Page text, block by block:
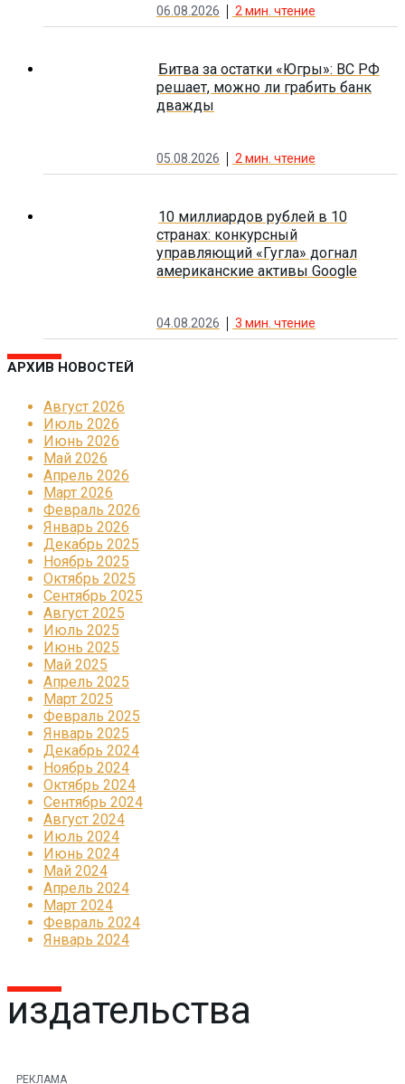
06.08.2026 2 мин. чтение
Битва за остатки «Югры»: ВС РФ
решает, можно ли грабить банк
дважды
05.08.2026 2 мин. чтение
10 миллиардов рублей в 10
странах: конкурсный
управляющий «Гугла» догнал
американские активы Google
04.08.2026 3 мин. чтение
АРХИВ НОВОСТЕЙ
Август 2026
Июль 2026
Июнь 2026
Май 2026
Апрель 2026
Март 2026
Февраль 2026
Январь 2026
Декабрь 2025
Ноябрь 2025
Октябрь 2025
Сентябрь 2025
Август 2025
Июль 2025
Июнь 2025
Май 2025
Апрель 2025
Март 2025
Февраль 2025
Январь 2025
Декабрь 2024
Ноябрь 2024
Октябрь 2024
Сентябрь 2024
Август 2024
Июль 2024
Июнь 2024
Май 2024
Апрель 2024
Март 2024
Февраль 2024
Январь 2024
издательства
РЕКЛАМА